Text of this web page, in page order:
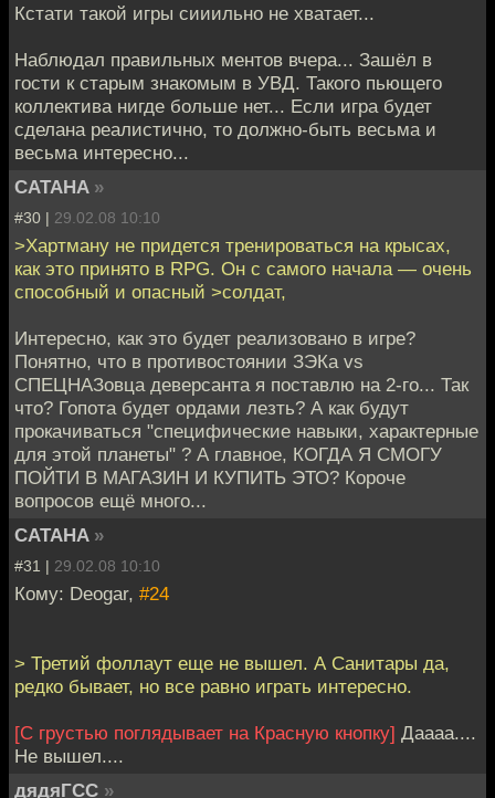
Кстати такой игры сииильно не хватает...
Наблюдал правильных ментов вчера... Зашёл в
гости к старым знакомым в УВД. Такого пьющего
коллектива нигде больше нет... Если игра будет
сделана реалистично, то должно-быть весьма и
весьма интересно...
CATAHA »
#30 | 29.02.08 10:10
>Хартману не придется тренироваться на крысах,
как это принято в RPG. Он с самого начала — очень
способный и опасный >солдат,
Интересно, как это будет реализовано в игре?
Понятно, что в противостоянии ЗЭКа vs
СПЕЦНАЗовца деверсанта я поставлю на 2-го... Так
что? Гопота будет ордами лезть? А как будут
прокачиваться "специфические навыки, характерные
для этой планеты" ? А главное, КОГДА Я СМОГУ
ПОЙТИ В МАГАЗИН И КУПИТЬ ЭТО? Короче
вопросов ещё много...
CATAHA »
#31 | 29.02.08 10:10
Кому: Deogar, #24
> Третий фоллаут еще не вышел. А Санитары да,
редко бывает, но все равно играть интересно.
[С грустью поглядывает на Красную кнопку] Даааа....
Не вышел....
дядяГСС »